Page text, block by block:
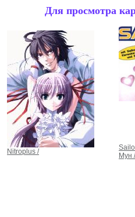
Для просмотра
Nitroplus /
Мун